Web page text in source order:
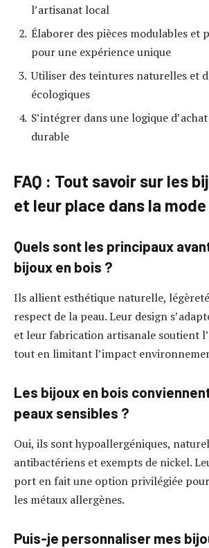
l’artisanat local
Élaborer des pièces modulables et
pour une expérience unique
Utiliser des teintures naturelles et
écologiques
S’intégrer dans une logique
durable
FAQ : Tout savoir sur les
et leur place dans la
Quels sont les principaux
bijoux en bois ?
Ils allient esthétique naturelle,
respect de la peau. Leur design
et leur fabrication artisanale soutient
tout en limitant l’impact
Les bijoux en bois
peaux sensibles ?
Oui, ils sont hypoallergéniques,
antibactériens et exempts de nickel.
port en fait une option privilégiée
les métaux allergènes.
Puis-je personnaliser mes